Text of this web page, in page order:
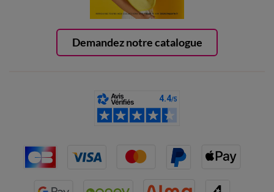
Demandez notre catalogue